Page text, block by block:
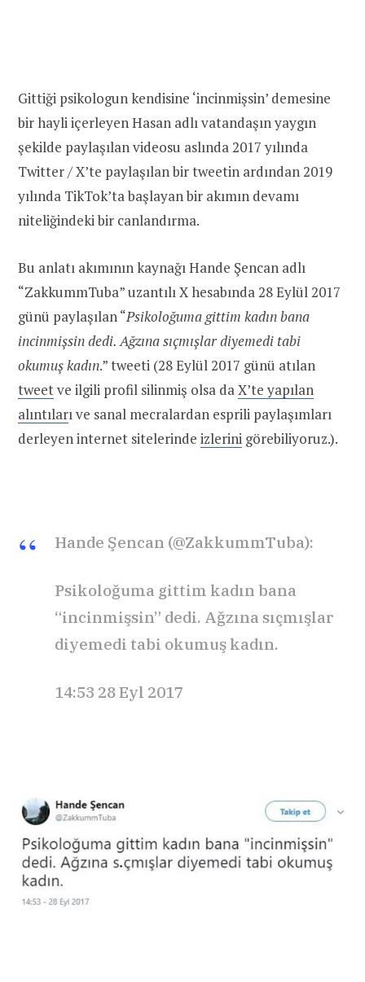
Gittiği psikologun kendisine ‘incinmişsin’ demesine
bir hayli içerleyen Hasan adlı vatandaşın yaygın
şekilde paylaşılan videosu aslında 2017 yılında
Twitter / X’te paylaşılan bir tweetin ardından 2019
yılında TikTok’ta başlayan bir akımın devamı
niteliğindeki bir canlandırma.
Bu anlatı akımının kaynağı Hande Şencan adlı
“ZakkummTuba” uzantılı X hesabında 28 Eylül 2017
günü paylaşılan “Psikoloğuma gittim kadın bana
incinmişsin dedi. Ağzına sıçmışlar diyemedi tabi
okumuş kadın.” tweeti (28 Eylül 2017 günü atılan
tweetve ilgili profil silinmiş olsa daX’te yapılan
alıntıları ve sanal mecralardan esprili paylaşımları
derleyen internet sitelerinde izlerini görebiliyoruz.).
Hande Şencan (@ZakkummTuba):
Psikoloğuma gittim kadın bana
“incinmişsin” dedi. Ağzına sıçmışlar
diyemedi tabi okumuş kadın.
14:53 28 Eyl 2017